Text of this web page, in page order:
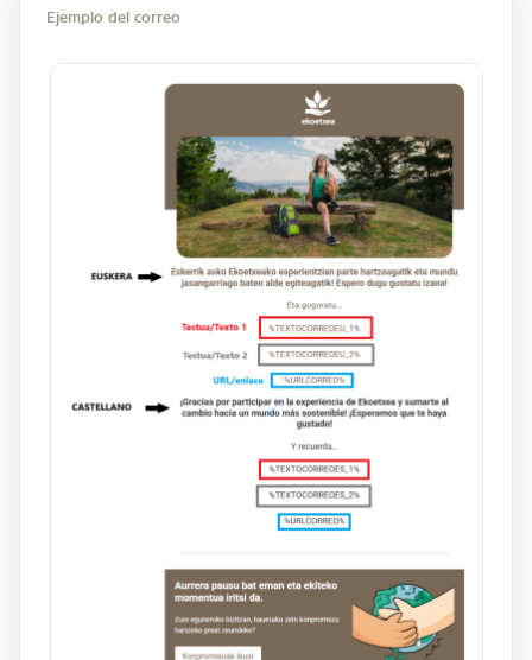
Ejemplo del correo